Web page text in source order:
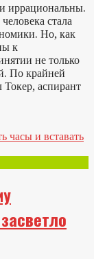
иррациональны.
стала
Но, как
к
не только
По крайней
Токер, аспирант